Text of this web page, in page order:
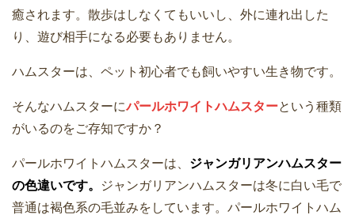
癒されます。散歩はしなくてもいいし、外に連れ出した
り、遊び相手になる必要もありません。
ハムスターは、ペット初心者でも飼いやすい生き物です。
そんなハムスターにパールホワイトハムスターという種類
がいるのをご存知ですか？
パールホワイトハムスターは、 ジャンガリアンハムスター
の色違いです。
ジャンガリアンハムスターは冬に白い毛で
普通は褐色系の毛並みをしています。パールホワイトハム